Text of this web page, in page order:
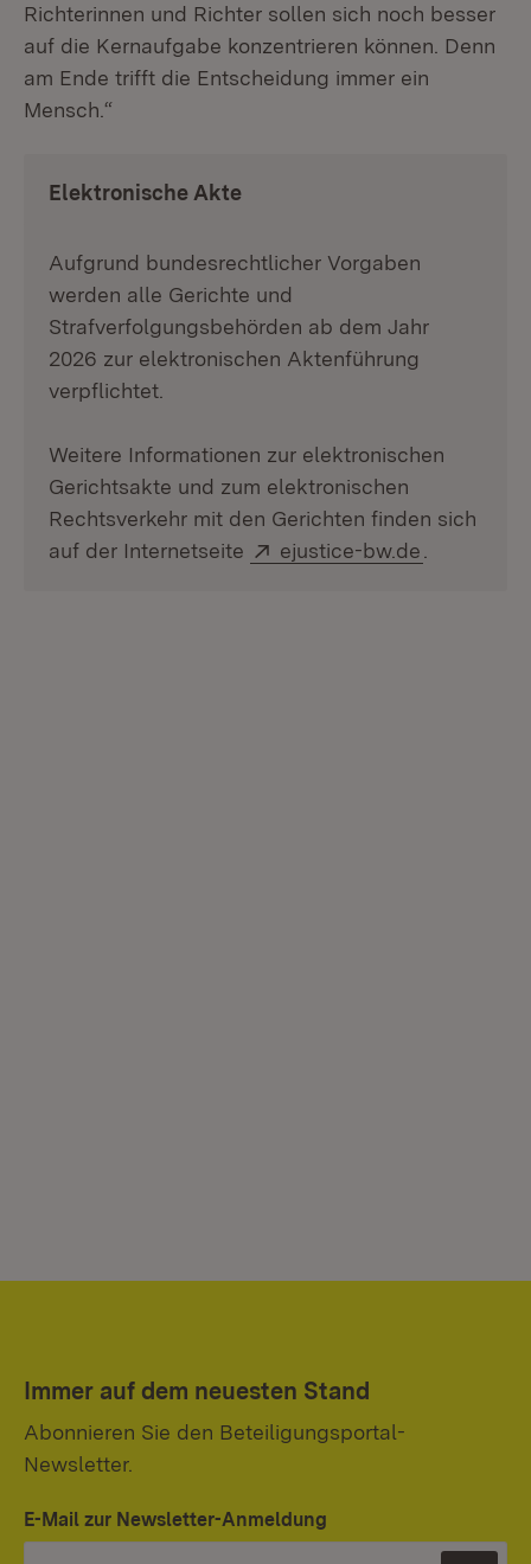
Richterinnen und Richter sollen sich noch besser
auf die Kernaufgabe konzentrieren können. Denn
am Ende trifft die Entscheidung immer ein
Mensch.“
Elektronische Akte
Aufgrund bundesrechtlicher Vorgaben
werden alle Gerichte und
Strafverfolgungsbehörden ab dem Jahr
2026 zur elektronischen Aktenführung
verpflichtet.
Weitere Informationen zur elektronischen
Gerichtsakte und zum elektronischen
Rechtsverkehr mit den Gerichten finden sich
auf der Internetseite
Extern:
ejustice-bw.de
Immer auf dem neuesten Stand
Abonnieren Sie den Beteiligungsportal-
Newsletter.
E-Mail zur Newsletter-Anmeldung